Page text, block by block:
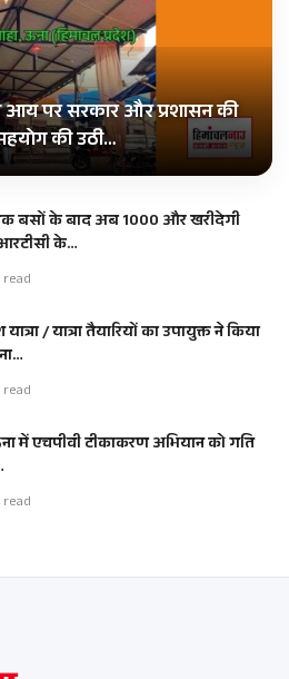
आय पर सरकार और प्रशासन की
की उठी…
बसों के बाद अब 1000 और खरीदेगी
के…
read
/ यात्रा तैयारियों का उपायुक्त ने किया
read
में एचपीवी टीकाकरण अभियान को गति
read